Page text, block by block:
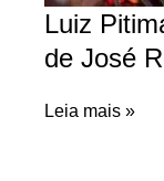
Luiz
de José
Leia mais »